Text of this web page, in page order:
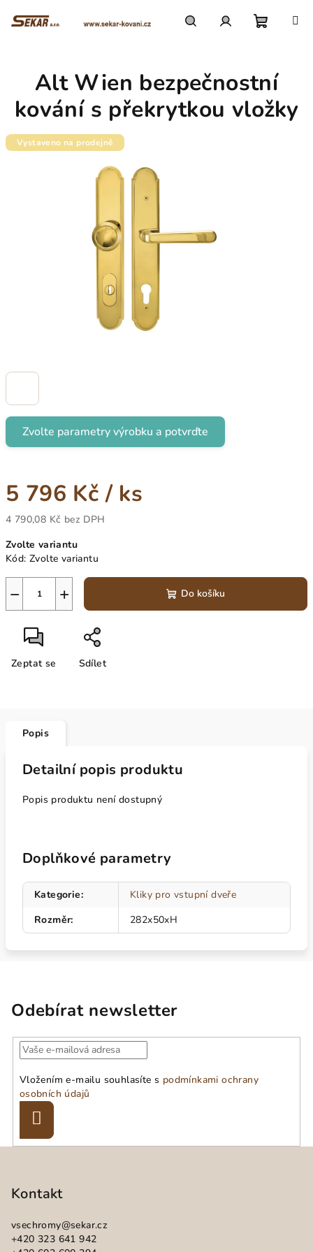
košík
Zvolte parametry výrobku a potvrďte
5 796 Kč / ks
4 790,08 Kč bez DPH
cena:
Zvolte variantu
Kód: Zvolte variantu
+
− Do košíku
Zeptat se Sdílet
Alt Wien bezpečnostní
kování s překrytkou vložky
Vystaveno na prodejně
Popis
Detailní popis produktu
Popis produktu není dostupný
Doplňkové parametry
Kategorie:
Kliky pro vstupní dveře
Rozměr: 282x50xH
Odebírat newsletter
Vložením e-mailu souhlasíte s podmínkami ochrany
osobních údajů
Kontakt
vsechromy@sekar.cz
+420 323 641 942